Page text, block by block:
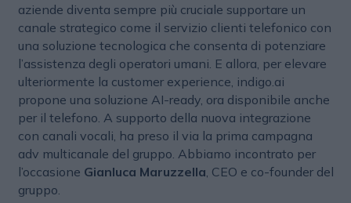
aziende diventa sempre più cruciale supportare un
canale strategico come il servizio clienti telefonico con
una soluzione tecnologica che consenta di potenziare
l’assistenza degli operatori umani. E allora, per elevare
ulteriormente la customer experience, indigo.ai
propone una soluzione AI-ready, ora disponibile anche
per il telefono. A supporto della nuova integrazione
con canali vocali, ha preso il via la prima campagna
adv multicanale del gruppo. Abbiamo incontrato per
l’occasione Gianluca Maruzzella , CEO e co-founder del
gruppo.